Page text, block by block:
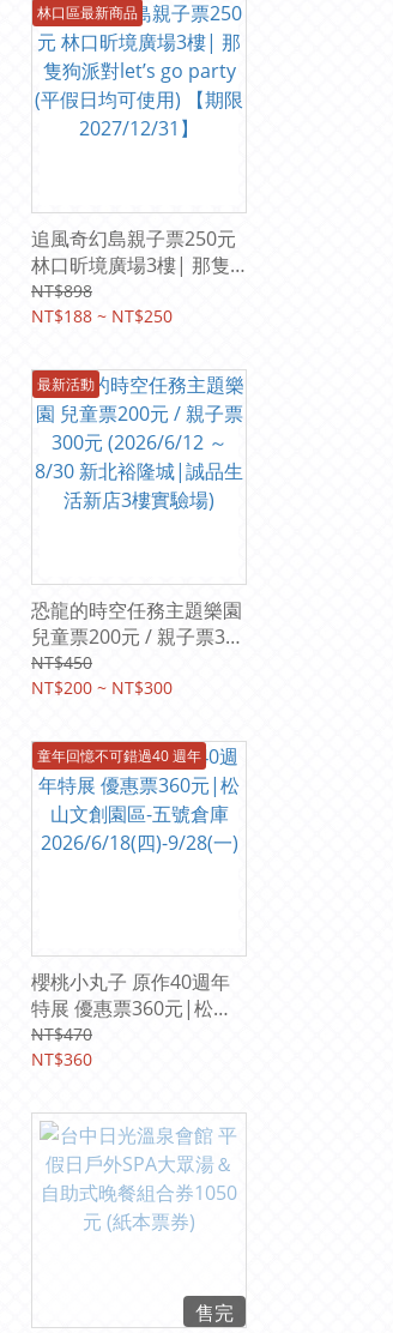
林口區最新商品
追風奇幻島親子票250元
林口昕境廣場3樓| 那隻
狗派對let’s go party (平
假日均可使用) 【期限
NT$898
NT$188 ~ NT$250
最新活動
恐龍的時空任務主題樂園
兒童票200元 / 親子票300
元 (2026/6/12 ～ 8/30 新
北裕隆城|誠品生活新店3
NT$450
NT$200 ~ NT$300
童年回憶不可錯過40 週年
櫻桃小丸子 原作40週年
特展 優惠票360元|松山
文創園區-五號倉庫
2026/6/18(四)-9/28(一)
NT$470
NT$360
售完